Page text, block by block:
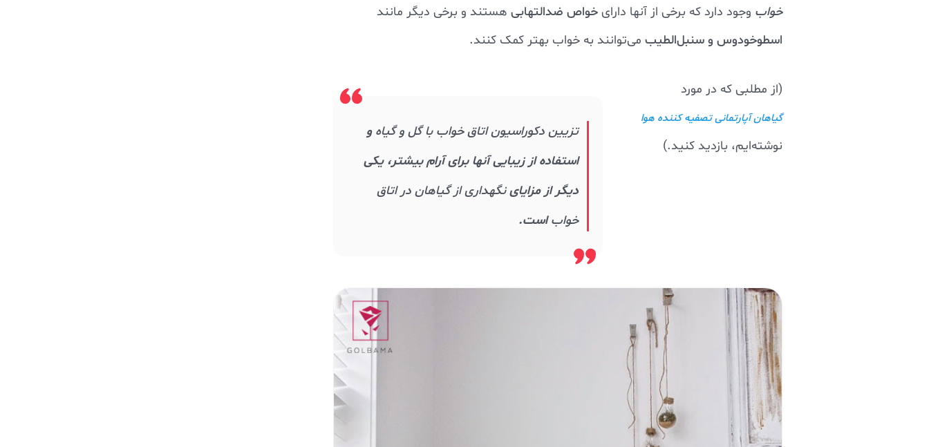
خواب وجود دارد که برخی از آنها دارای خواص ضدالتهابی هستند و برخی دیگر مانند
اسطوخودوس و سنبل‌الطیب می‌توانند به خواب بهتر کمک کنند.
تزیین دکوراسیون اتاق خواب با گل و گیاه و
استفاده از زیبایی آنها برای آرام بیشتر، یکی
دیگر از مزایاینگهداری از گیاهان در اتاق
خواباست.
(از مطلبی که در مورد
گیاهان آپارتمانی تصفیه کننده هوا
نوشته‌ایم، بازدید کنید.)